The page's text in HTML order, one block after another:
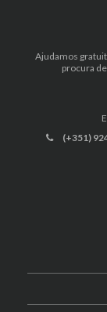
Ajudamos
procura
(+351)